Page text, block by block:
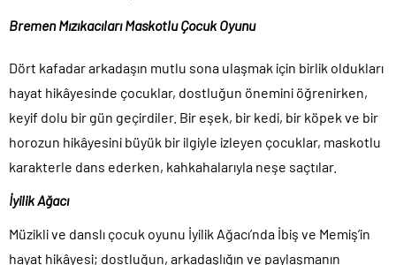
Bremen Mızıkacıları Maskotlu Çocuk Oyunu
Dört kafadar arkadaşın mutlu sona ulaşmak için birlik oldukları
hayat hikâyesinde çocuklar, dostluğun önemini öğrenirken,
keyif dolu bir gün geçirdiler. Bir eşek, bir kedi, bir köpek ve bir
horozun hikâyesini büyük bir ilgiyle izleyen çocuklar, maskotlu
karakterle dans ederken, kahkahalarıyla neşe saçtılar.
İyilik Ağacı
Müzikli ve danslı çocuk oyunu İyilik Ağacı’nda İbiş ve Memiş’in
hayat hikâyesi; dostluğun, arkadaşlığın ve paylaşmanın